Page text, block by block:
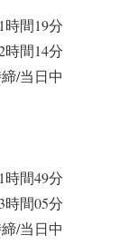
間19分
間14分
締/当日中
間49分
間05分
締/当日中